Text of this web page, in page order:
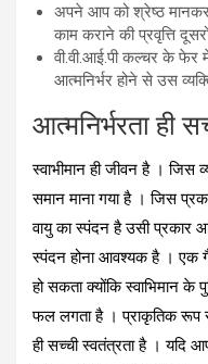
अपने आप को श्रेष्ठ मानकर
काम कराने की प्रवृत्ति
वी.वी.आई.पी कल्चर के फेर
आत्मनिर्भर होने से उस
आत्मनिर्भरता ही
स्वाभीमान ही जीवन है । जिस
समान माना गया है । जिस
वायु का स्‍पंदन है उसी प्रकार
स्‍पंदन होना आवश्‍यक है । एक
हो सकता क्‍योंकि स्वाभिमान के
फल लगता है । प्राकृतिक रूप से
ही सच्ची स्वतंत्रता है । यदि